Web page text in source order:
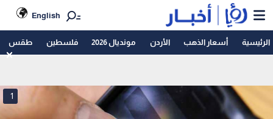
English
الرئيسية أسعار الذهب الأردن مونديال 2026 فلسطين طقس
1